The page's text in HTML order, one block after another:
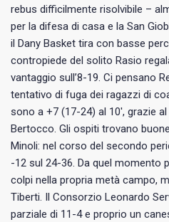
rebus difficilmente risolvibile –
per la difesa di casa e la San
il Dany Basket tira con basse
contropiede del solito Rasio
vantaggio sull’8-19. Ci pensano
tentativo di fuga dei ragazzi di
sono a +7 (17-24) al 10′, grazie
Bertocco. Gli ospiti trovano
Minoli: nel corso del secondo
-12 sul 24-36. Da quel momento
colpi nella propria metà campo,
Tiberti. Il Consorzio Leonardo
parziale di 11-4 e proprio un